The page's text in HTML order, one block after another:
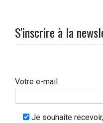
S'inscrire à la
Votre e-mail
Je souhaite